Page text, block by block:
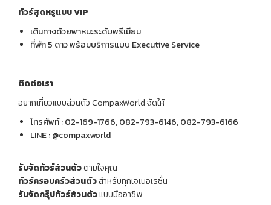
ทัวร์สุดหรูแบบ VIP
เดินทางด้วยพาหนะระดับพรีเมียม
ที่พัก 5 ดาว พร้อมบริการแบบ Executive Service
ติดต่อเรา
อยากเที่ยวแบบส่วนตัว CompaxWorld จัดให้
โทรศัพท์ : 02-169-1766, 082-793-6146, 082-793-6166
LINE : @compaxworld
รับจัดทัวร์ส่วนตัวตามใจคุณ
ทัวร์ครอบครัวส่วนตัวสำหรับทุกเจเนอเรชั่น
รับจัดกรุ๊ปทัวร์ส่วนตัวแบบมืออาชีพ